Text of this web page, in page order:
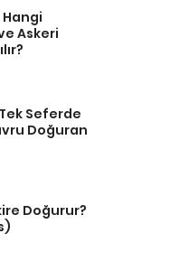
Askeri
Seferde
Doğuran
Doğurur?